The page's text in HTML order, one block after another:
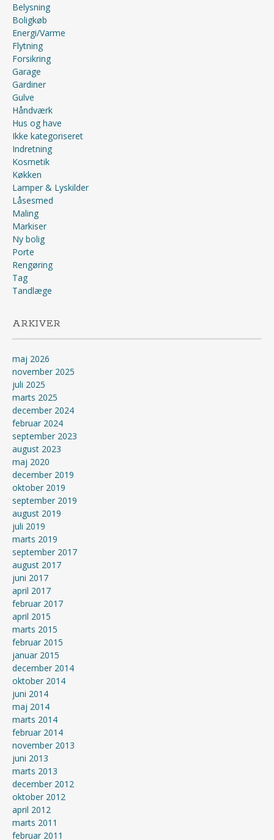
Belysning
Boligkøb
Energi/Varme
Flytning
Forsikring
Garage
Gardiner
Gulve
Håndværk
Hus og have
Ikke kategoriseret
Indretning
Kosmetik
Køkken
Lamper & Lyskilder
Låsesmed
Maling
Markiser
Ny bolig
Porte
Rengøring
Tag
Tandlæge
ARKIVER
maj 2026
november 2025
juli 2025
marts 2025
december 2024
februar 2024
september 2023
august 2023
maj 2020
december 2019
oktober 2019
september 2019
august 2019
juli 2019
marts 2019
september 2017
august 2017
juni 2017
april 2017
februar 2017
april 2015
marts 2015
februar 2015
januar 2015
december 2014
oktober 2014
juni 2014
maj 2014
marts 2014
februar 2014
november 2013
juni 2013
marts 2013
december 2012
oktober 2012
april 2012
marts 2011
februar 2011